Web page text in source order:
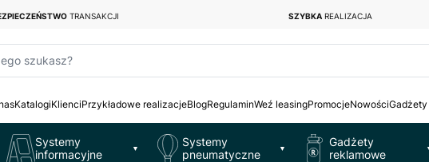
TRANSAKCJI SZYBKAREALIZACJA
szukasz?
KatalogiKlienciPrzykładowe realizacjeBlogRegulaminWeź leasingPromocjeNowości
Systemy
informacyjne
▼
Systemy
pneumatyczne
▼
Gadżety
reklamowe